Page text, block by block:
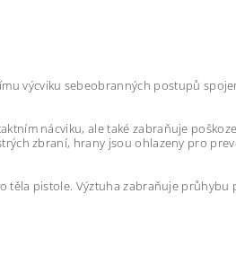
výcviku sebeobranných postupů
nácviku, ale také zabraňuje
zbraní, hrany jsou ohlazeny pro
těla pistole. Výztuha zabraňuje průhybu